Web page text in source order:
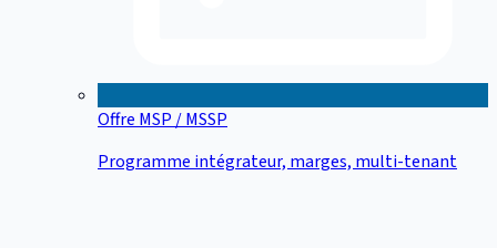
Offre MSP / MSSP
Programme intégrateur, marges, multi-tenant